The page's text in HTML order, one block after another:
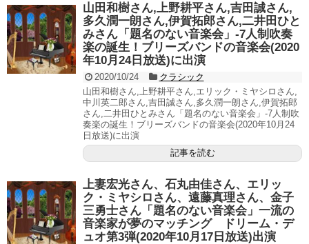
山田和樹さん,上野耕平さん,吉田誠さん,
多久潤一朗さん,伊賀拓郎さん,二井田ひと
みさん「題名のない音楽会」-7人制吹奏
楽の誕生！ブリーズバンドの音楽会(2020
年10月24日放送)に出演
2020/10/24
クラシック
山田和樹さん,上野耕平さん,エリック・ミヤシロさん,
中川英二郎さん,吉田誠さん,多久潤一朗さん,伊賀拓郎
さん,二井田ひとみさん「題名のない音楽会」-7人制吹
奏楽の誕生！ブリーズバンドの音楽会(2020年10月24
日放送)に出演
記事を読む
上妻宏光さん、石丸由佳さん、エリッ
ク・ミヤシロさん、遠藤真理さん、金子
三勇士さん「題名のない音楽会」一流の
音楽家が夢のマッチング ドリーム・デ
ュオ第3弾(2020年10月17日放送)出演